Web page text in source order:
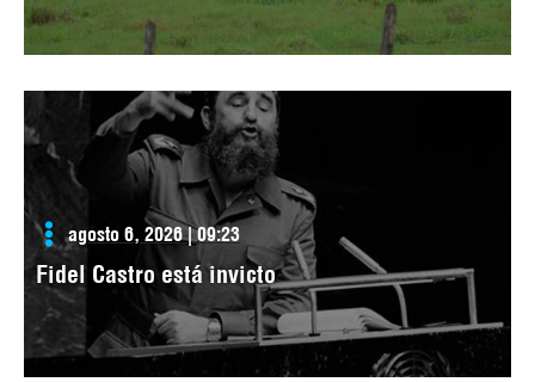
agosto 6, 2026 | 09:23
Fidel Castro está invicto